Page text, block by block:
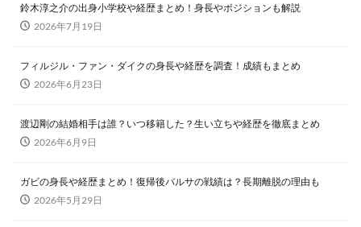
鈴木淳之介の出身小学校や経歴まとめ！身長やポジションも解説
2026年7月19日
フィルジル・ファン・ダイクの身長や経歴を調査！成績もまとめ
2026年6月23日
渡辺剛の結婚相手は誰？いつ移籍した？生い立ちや経歴を徹底まとめ
2026年6月9日
ガビの身長や経歴まとめ！復帰後バルサの戦績は？長期離脱の理由も
2026年5月29日